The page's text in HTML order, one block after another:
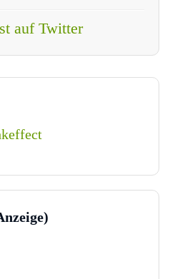
auf Twitter